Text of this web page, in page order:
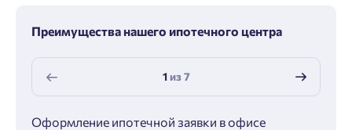
Преимущества нашего ипотечного центра
1из7
Оформление ипотечной заявки в офисе